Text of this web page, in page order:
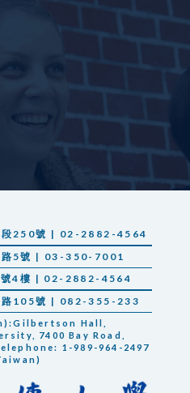
段250號 | 02-2882-4564
路5號 | 03-350-7001
號4樓 | 02-2882-4564
路105號 | 082-355-233
Hall,
7400 Bay Road,
1-989-964-2497